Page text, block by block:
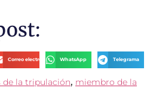
Correo electrónico WhatsApp Telegrama
de la tripulación, miembro de la